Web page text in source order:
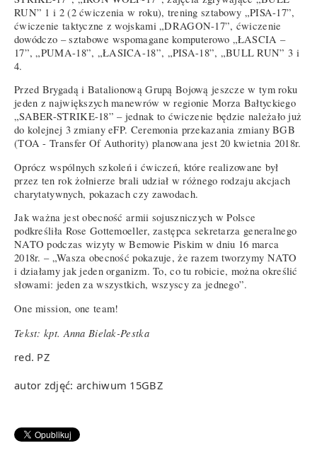
RUN” 1 i 2 (2 ćwiczenia w roku), trening sztabowy „PISA-17”,
ćwiczenie taktyczne z wojskami „DRAGON-17”, ćwiczenie
dowódczo – sztabowe wspomagane komputerowo „ŁASCIA –
17”, „PUMA-18”, „ŁASICA-18”, „PISA-18”, „BULL RUN” 3 i
4.
Przed Brygadą i Batalionową Grupą Bojową jeszcze w tym roku
jeden z największych manewrów w regionie Morza Bałtyckiego
„SABER-STRIKE-18” – jednak to ćwiczenie będzie należało już
do kolejnej 3 zmiany eFP. Ceremonia przekazania zmiany BGB
(TOA - Transfer Of Authority) planowana jest 20 kwietnia 2018r.
Oprócz wspólnych szkoleń i ćwiczeń, które realizowane był
przez ten rok żołnierze brali udział w różnego rodzaju akcjach
charytatywnych, pokazach czy zawodach.
Jak ważna jest obecność armii sojuszniczych w Polsce
podkreśliła Rose Gottemoeller, zastępca sekretarza generalnego
NATO podczas wizyty w Bemowie Piskim w dniu 16 marca
2018r. – „Wasza obecność pokazuje, że razem tworzymy NATO
i działamy jak jeden organizm. To, co tu robicie, można określić
słowami: jeden za wszystkich, wszyscy za jednego”.
One mission, one team!
Tekst: kpt. Anna Bielak-Pestka
red. PZ
autor zdjęć: archiwum 15GBZ